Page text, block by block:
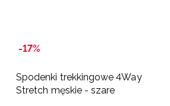
-17%
Spodenki trekkingowe 4Way
Stretch męskie - szare